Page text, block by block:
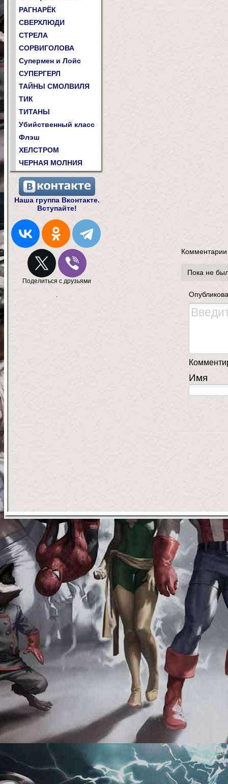
РАГНАРЁК
СВЕРХЛЮДИ
СТРЕЛА
СОРВИГОЛОВА
Супермен и Лойс
СУПЕРГЕРЛ
ТАЙНЫ СМОЛВИЛЯ
ТИК
ТИТАНЫ
Убийственный класс
Флэш
ХЕЛСТРОМ
ЧЕРНАЯ МОЛНИЯ
Наша группа Вконтакте.
Вступайте!
Поделиться с друзьями
.
Комментарии
Пока не
Имя